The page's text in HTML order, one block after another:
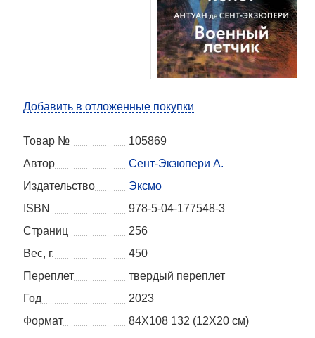
Добавить в отложенные покупки
Товар №
105869
Автор
Сент-Экзюпери А.
Издательство
Эксмо
ISBN
978-5-04-177548-3
Страниц
256
Вес, г.
450
Переплет
твердый переплет
Год
2023
Формат
84Х108 132 (12Х20 см)